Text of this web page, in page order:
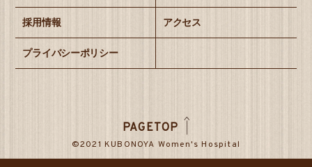
採用情報 アクセス
プライバシーポリシー
PAGETOP
©2021 KUBONOYA Women's Hospital